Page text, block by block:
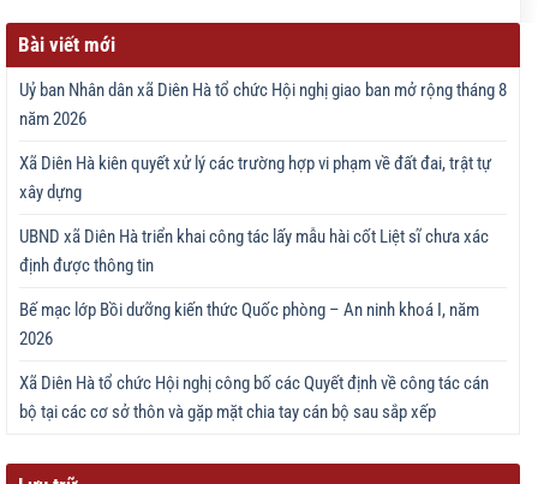
Bài viết mới
Uỷ ban Nhân dân xã Diên Hà tổ chức Hội nghị giao ban mở rộng tháng 8
năm 2026
Xã Diên Hà kiên quyết xử lý các trường hợp vi phạm về đất đai, trật tự
xây dựng
UBND xã Diên Hà triển khai công tác lấy mẫu hài cốt Liệt sĩ chưa xác
định được thông tin
Bế mạc lớp Bồi dưỡng kiến thức Quốc phòng – An ninh khoá I, năm
2026
Xã Diên Hà tổ chức Hội nghị công bố các Quyết định về công tác cán
bộ tại các cơ sở thôn và gặp mặt chia tay cán bộ sau sắp xếp